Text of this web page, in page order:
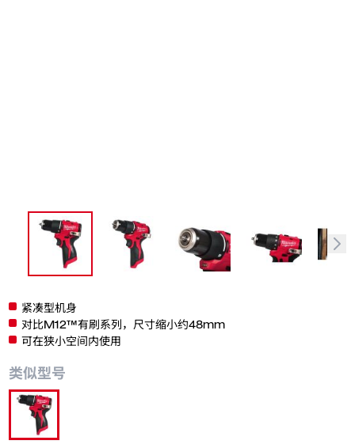
紧凑型机身
对比M12™有刷系列，尺寸缩小约48mm
可在狭小空间内使用
类似型号
M12 BLPDRC-0C0